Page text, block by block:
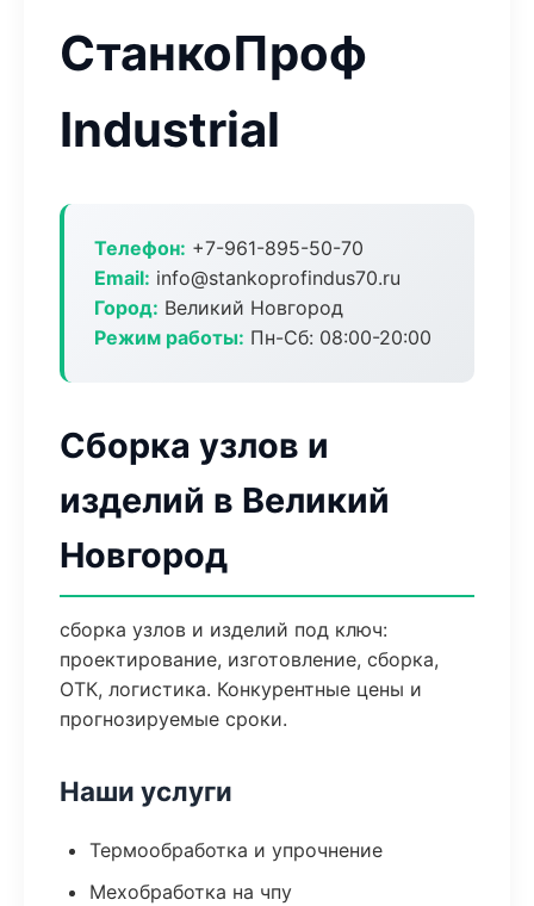
СтанкоПроф
Industrial
Телефон: +7-961-895-50-70
Email: info@stankoprofindus70.ru
Город: Великий Новгород
Режим работы: Пн-Сб: 08:00-20:00
Сборка узлов и
изделий в Великий
Новгород
сборка узлов и изделий под ключ:
проектирование, изготовление, сборка,
ОТК, логистика. Конкурентные цены и
прогнозируемые сроки.
Наши услуги
Термообработка и упрочнение
Мехобработка на чпу